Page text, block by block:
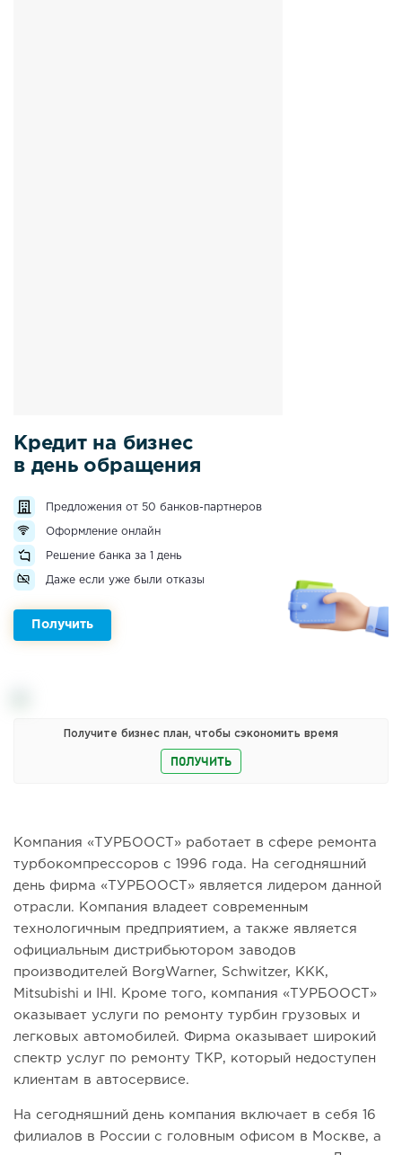
Кредит на бизнес
в день обращения
Предложения от 50 банков-партнеров
Оформление онлайн
Решение банка за 1 день
Даже если уже были отказы
Получить
Получите бизнес план, чтобы сэкономить время
ПОЛУЧИТЬ
Компания «ТУРБООСТ» работает в сфере ремонта
турбокомпрессоров с 1996 года. На сегодняшний
день фирма «ТУРБООСТ» является лидером данной
отрасли. Компания владеет современным
технологичным предприятием, а также является
официальным дистрибьютором заводов
производителей BorgWarner, Schwitzer, KKK,
Mitsubishi и IHI. Кроме того, компания «ТУРБООСТ»
оказывает услуги по ремонту турбин грузовых и
легковых автомобилей. Фирма оказывает широкий
спектр услуг по ремонту ТКР, который недоступен
клиентам в автосервисе.
На сегодняшний день компания включает в себя 16
филиалов в России с головным офисом в Москве, а